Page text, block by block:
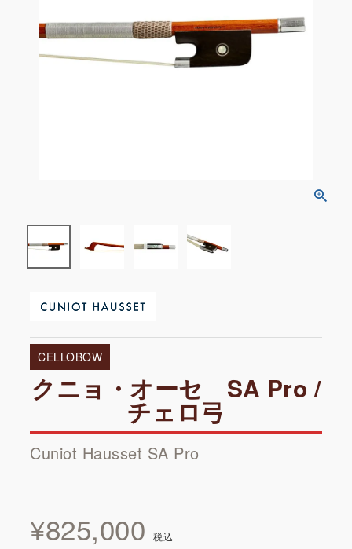
CELLOBOW
クニョ・オーセ SA Pro /
チェロ弓
Cuniot Hausset SA Pro
¥825,000 税込